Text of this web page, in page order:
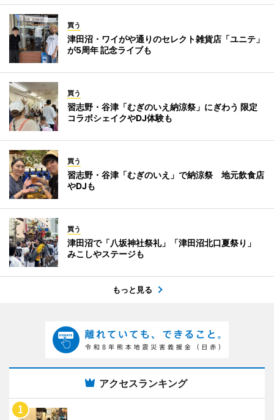
買う
津田沼・ワイがや通りのセレクト雑貨店「ユニテ」
が5周年 記念ライブも
買う
習志野・谷津「むぎのいえ納涼祭」にぎわう 限定
コラボシェイクやDJ体験も
買う
習志野・谷津「むぎのいえ」で納涼祭 地元飲食店
やDJも
買う
津田沼で「八坂神社祭礼」「津田沼北口夏祭り」
みこしやステージも
もっと見る
アクセスランキング